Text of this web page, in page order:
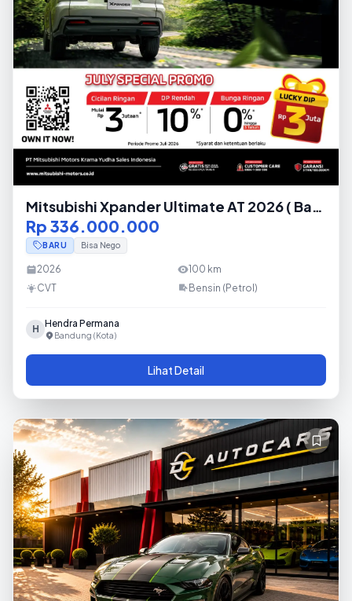
Mitsubishi Xpander Ultimate AT 2026 ( Baru
)
Rp 336.000.000
BARU Bisa Nego
2026 100 km
CVT
Bensin (Petrol)
H Hendra Permana
Bandung (Kota)
Lihat Detail